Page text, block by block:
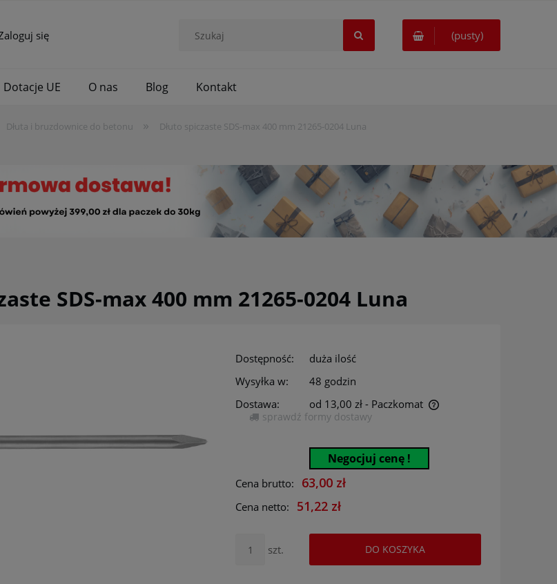
(pusty)
się
Dotacje UE O nas Blog Kontakt
Dłuta i bruzdownice do betonu » Dłuto spiczaste SDS-max 400 mm 21265-0204 Luna
SDS-max 400 mm 21265-0204 Luna
Dostępność:
duża ilość
Wysyłka w:
48 godzin
Dostawa:
od 13,00 zł - Paczkomat
sprawdź formy dostawy
Negocjuj cenę !
Cena brutto: 63,00 zł
Cena netto: 51,22 zł
szt. DO KOSZYKA